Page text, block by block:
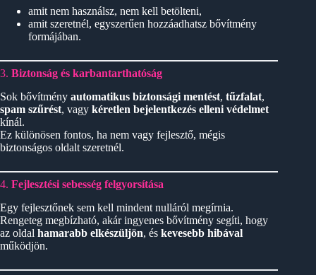
amit nem használsz, nem kell betölteni,
amit szeretnél, egyszerűen hozzáadhatsz bővítmény
formájában.
3. Biztonság és karbantarthatóság
Sok bővítmény automatikus biztonsági mentést, tűzfalat,
spam szűrést, vagy kéretlen bejelentkezés elleni védelmet
kínál.
Ez különösen fontos, ha nem vagy fejlesztő, mégis
biztonságos oldalt szeretnél.
4. Fejlesztési sebesség felgyorsítása
Egy fejlesztőnek sem kell mindent nulláról megírnia.
Rengeteg megbízható, akár ingyenes bővítmény segíti, hogy
az oldal hamarabb elkészüljön, és kevesebb hibával
működjön.